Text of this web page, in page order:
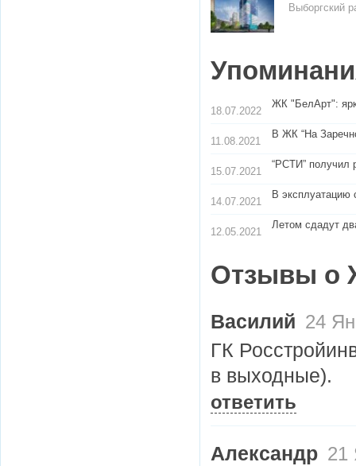
Выборгский
18.07.2022
​ЖК "БелАрт":
11.08.2021
В ЖК “На
15.07.2021
“РСТИ” получил
14.07.2021
В эксплуатацию
12.05.2021
Летом сдадут
Отзывы о
Василий 24
ГК
в выходные).
ответить
Александр 21